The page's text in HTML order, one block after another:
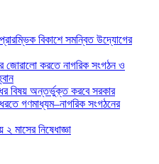
বিকাশে সমন্বিত উদ্যোগের
জোরালো করতে নাগরিক সংগঠন ও
বিষয় অন্তর্ভুক্ত করবে সরকার
গণমাধ্যম–নাগরিক সংগঠনের
মাসের নিষেধাজ্ঞা